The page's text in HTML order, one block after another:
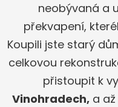
neobývaná a
překvapení,
Koupili jste starý
celkovou
přistoupit k
Vinohradech,a až